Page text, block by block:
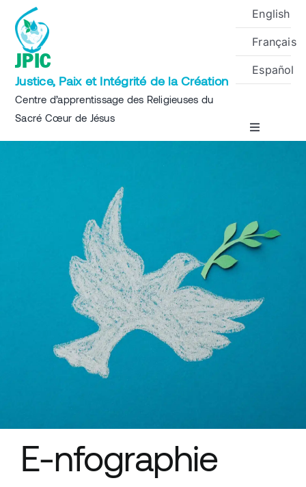
content
JPIC
Justice, Paix et Intégrité de la Création
Centre d’apprentissage des Religieuses du
Sacré Cœur de Jésus
English
Français
Español
Toggle
Événements
Ressources
E-nfographie